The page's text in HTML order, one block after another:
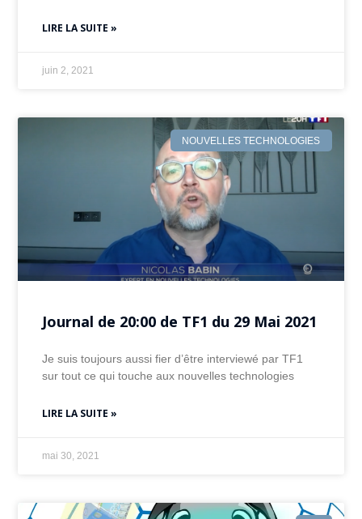
LIRE LA SUITE »
juin 2, 2021
NOUVELLES TECHNOLOGIES
Journal de 20:00 de TF1 du 29 Mai 2021
Je suis toujours aussi fier d’être interviewé par TF1
sur tout ce qui touche aux nouvelles technologies
LIRE LA SUITE »
mai 30, 2021